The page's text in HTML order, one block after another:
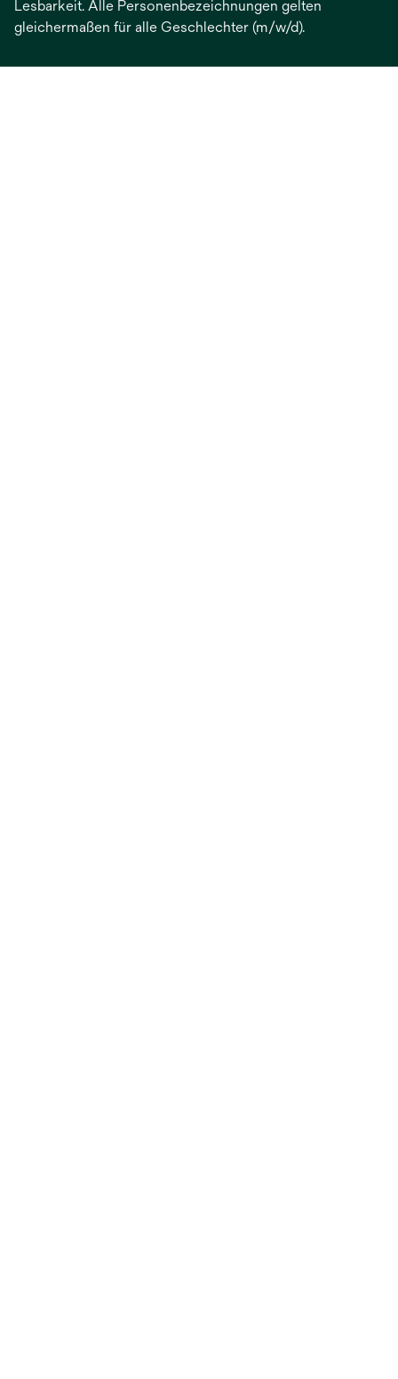
Lesbarkeit. Alle Personenbezeichnungen gelten
gleichermaßen für alle Geschlechter (m/w/d).